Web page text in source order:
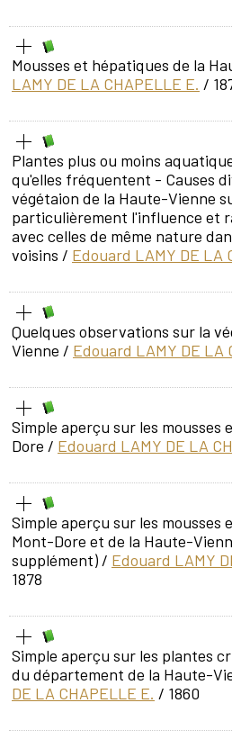
Mousses et hépatiques de la
LAMY DE LA CHAPELLE E. /
Plantes plus ou moins
qu'elles fréquentent - Causes
végétaion de la Haute-Vienne
particulièrement l'influence et
avec celles de même nature
voisins / Edouard LAMY DE LA
Quelques observations sur la
Vienne / Edouard LAMY DE LA
Simple aperçu sur les
Dore / Edouard LAMY DE LA
Simple aperçu sur les mousses
Mont-Dore et de la Haute-
supplément) / Edouard LAMY
1878
Simple aperçu sur les plantes
du département de la Haute-
DE LA CHAPELLE E. / 1860